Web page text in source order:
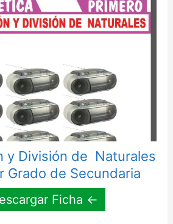
y División de Naturales
Grado de Secundaria
Ficha ←